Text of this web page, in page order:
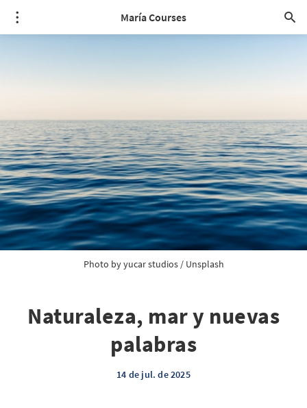
María Courses
Photo by yucar studios / Unsplash
Naturaleza, mar y nuevas
palabras
14 de jul. de 2025